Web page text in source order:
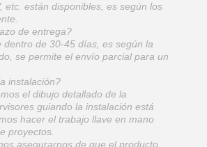
etc. están disponibles, es según los
de entrega?
dentro de 30-45 días, es según la
se permite el envío parcial para un
instalación?
el dibujo detallado de la
guiando la instalación está
hacer el trabajo llave en mano
proyectos.
asegurarnos de que el producto